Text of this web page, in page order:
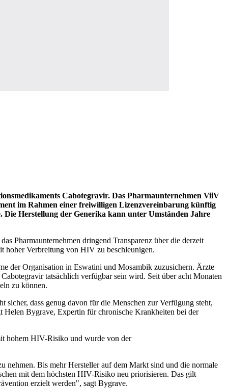
Cabotegravir. Das Pharmaunternehmen ViiV
im Rahmen einer freiwilligen Lizenzvereinbarung künftig
Herstellung der Generika kann unter Umständen Jahre
Pharmaunternehmen dringend Transparenz über die derzeit
hoher Verbreitung von HIV zu beschleunigen.
der Organisation in Eswatini und Mosambik zuzusichern. Ärzte
tatsächlich verfügbar sein wird. Seit über acht Monaten
zu können.
dass genug davon für die Menschen zur Verfügung steht,
Helen Bygrave, Expertin für chronische Krankheiten bei der
hohem HIV-Risiko und wurde von der
nehmen. Bis mehr Hersteller auf dem Markt sind und die normale
mit dem höchsten HIV-Risiko neu priorisieren. Das gilt
erzielt werden", sagt Bygrave.